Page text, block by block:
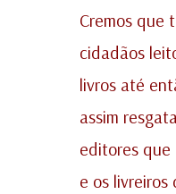
Cremos que
cidadãos
livros até
assim
editores que
e os